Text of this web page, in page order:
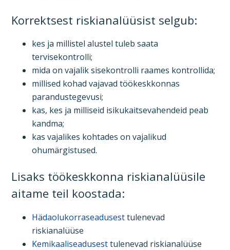
Korrektsest riskianalüüsist selgub:
kes ja millistel alustel tuleb saata
tervisekontrolli;
mida on vajalik sisekontrolli raames kontrollida;
millised kohad vajavad töökeskkonnas
parandustegevusi;
kas, kes ja milliseid isikukaitsevahendeid peab
kandma;
kas vajalikes kohtades on vajalikud
ohumärgistused.
Lisaks töökeskkonna riskianalüüsile
aitame teil koostada:
Hädaolukorraseadusesttulenevad
riskianalüüse
Kemikaaliseadusesttulenevad riskianalüüse